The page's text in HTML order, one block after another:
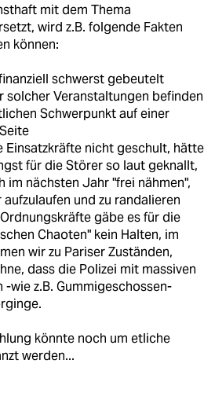
mit dem Thema
wird z.B. folgende Fakten
können:
schwerst gebeutelt
solcher Veranstaltungen befinden
Schwerpunkt auf einer
Einsatzkräfte nicht geschult, hätte
für die Störer so laut geknallt,
im nächsten Jahr "frei nähmen",
und zu randalieren
gäbe es für die
Chaoten" kein Halten, im
wir zu Pariser Zuständen,
dass die Polizei mit massiven
-wie z.B. Gummigeschossen-
könnte noch um etliche
werden...